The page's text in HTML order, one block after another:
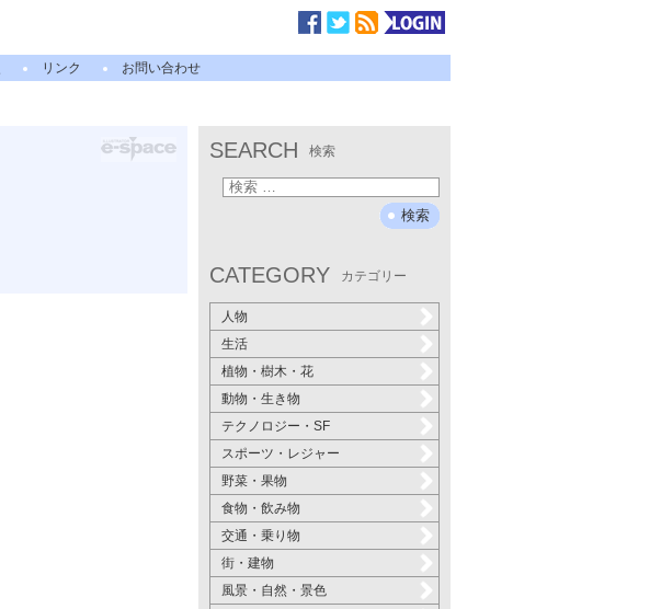
リンク お問い合わせ
SEARCH 検索
CATEGORY カテゴリー
人物
生活
植物・樹木・花
動物・生き物
テクノロジー・SF
スポーツ・レジャー
野菜・果物
食物・飲み物
交通・乗り物
街・建物
風景・自然・景色